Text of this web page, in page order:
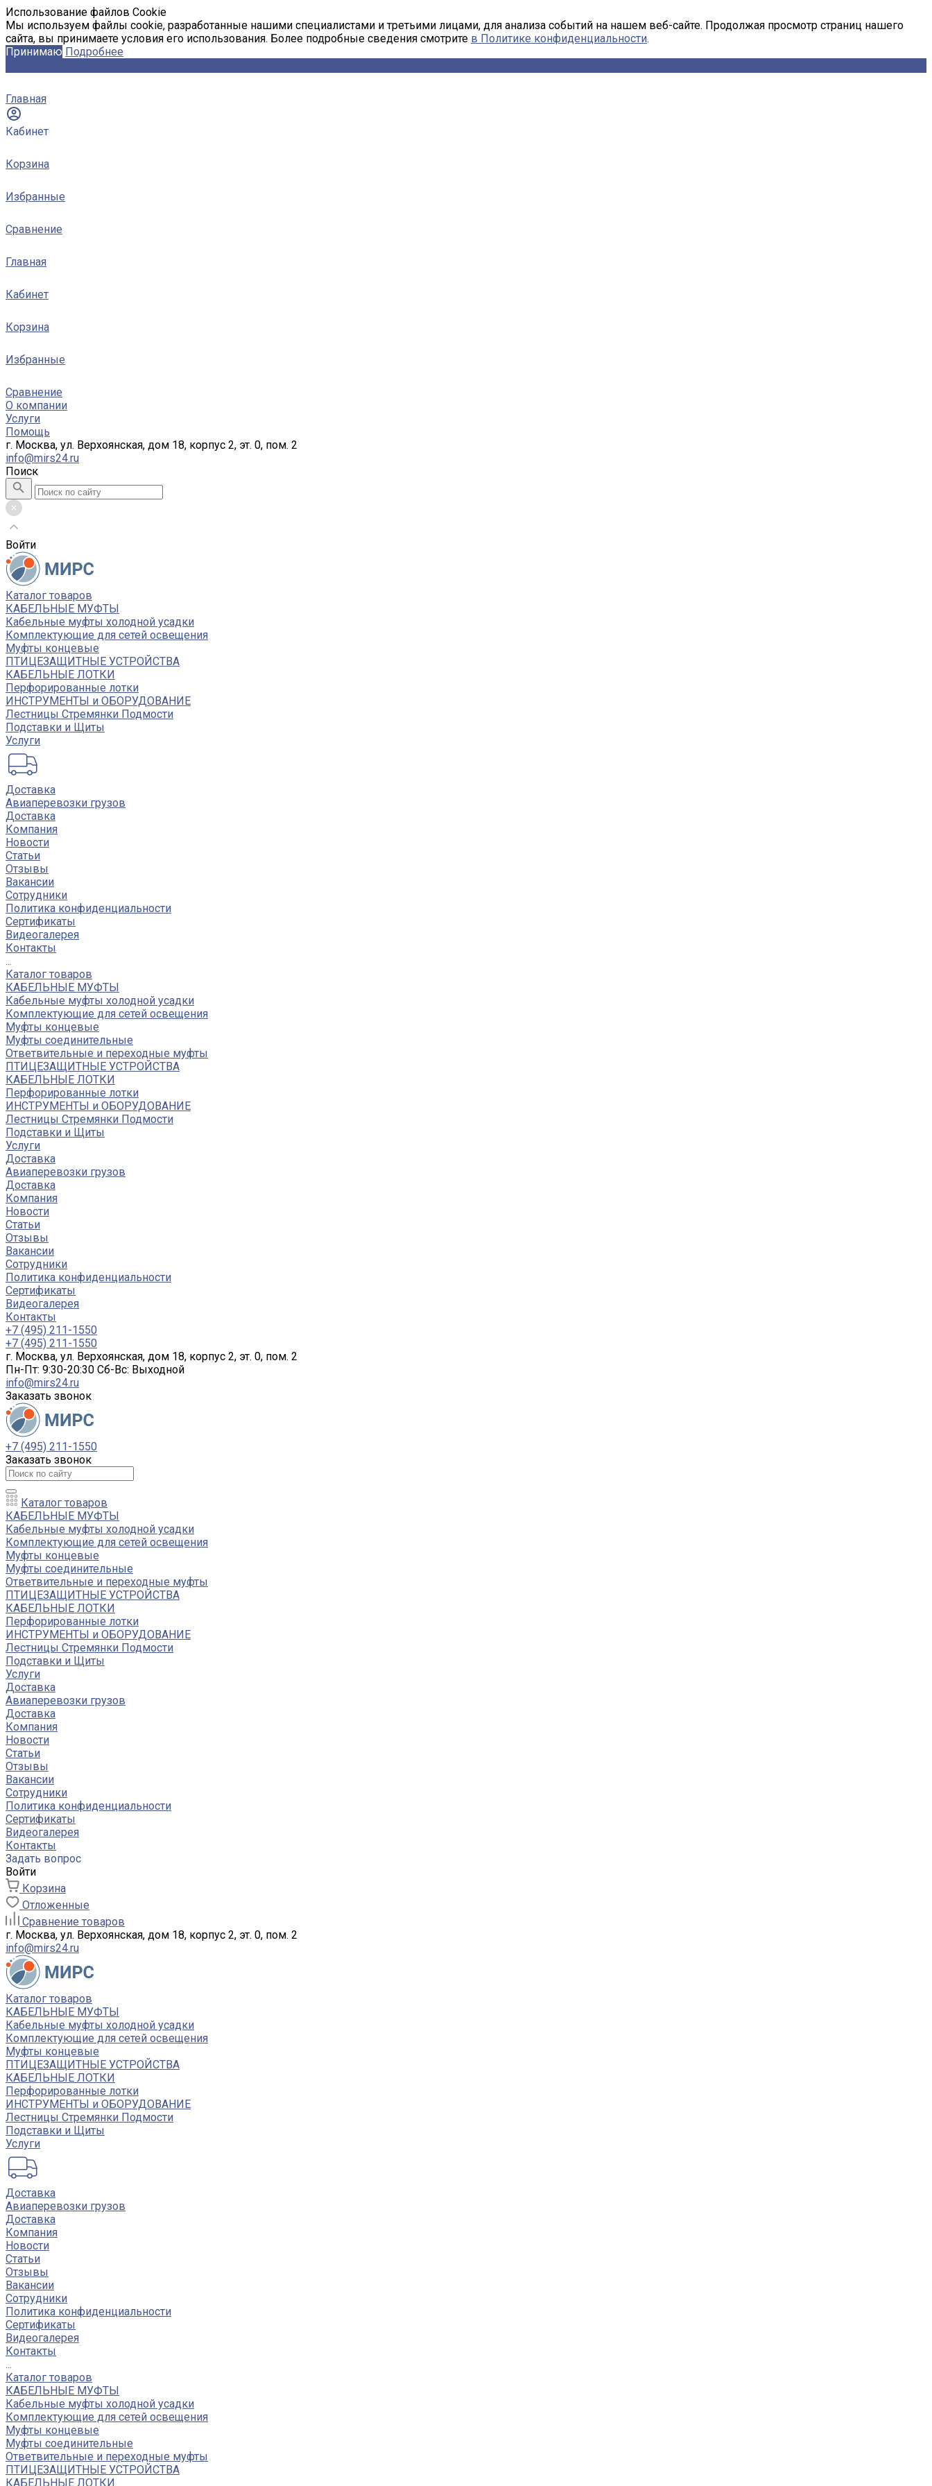
Использование файлов Cookie
Мы используем файлы cookie, разработанные нашими специалистами и третьими лицами, для анализа событий на нашем веб-сайте. Продолжая просмотр страниц нашего
сайта, вы принимаете условия его использования. Более подробные сведения смотрите в Политике конфиденциальности.
Принимаю Подробнее
Главная
Кабинет
Корзина
Избранные
Сравнение
Главная
Кабинет
Корзина
Избранные
Сравнение
О компании
Услуги
Помощь
г. Москва, ул. Верхоянская, дом 18, корпус 2, эт. 0, пом. 2
info@mirs24.ru
Поиск
Войти
Каталог товаров
КАБЕЛЬНЫЕ МУФТЫ
Кабельные муфты холодной усадки
Комплектующие для сетей освещения
Муфты концевые
ПТИЦЕЗАЩИТНЫЕ УСТРОЙСТВА
КАБЕЛЬНЫЕ ЛОТКИ
Перфорированные лотки
ИНСТРУМЕНТЫ и ОБОРУДОВАНИЕ
Лестницы Стремянки Подмости
Подставки и Щиты
Услуги
Доставка
Авиаперевозки грузов
Доставка
Компания
Новости
Статьи
Отзывы
Вакансии
Сотрудники
Политика конфиденциальности
Сертификаты
Видеогалерея
Контакты
...
Каталог товаров
КАБЕЛЬНЫЕ МУФТЫ
Кабельные муфты холодной усадки
Комплектующие для сетей освещения
Муфты концевые
Муфты соединительные
Ответвительные и переходные муфты
ПТИЦЕЗАЩИТНЫЕ УСТРОЙСТВА
КАБЕЛЬНЫЕ ЛОТКИ
Перфорированные лотки
ИНСТРУМЕНТЫ и ОБОРУДОВАНИЕ
Лестницы Стремянки Подмости
Подставки и Щиты
Услуги
Доставка
Авиаперевозки грузов
Доставка
Компания
Новости
Статьи
Отзывы
Вакансии
Сотрудники
Политика конфиденциальности
Сертификаты
Видеогалерея
Контакты
+7 (495) 211-1550
+7 (495) 211-1550
г. Москва, ул. Верхоянская, дом 18, корпус 2, эт. 0, пом. 2
Пн-Пт: 9:30-20:30 Cб-Вс: Выходной
info@mirs24.ru
Заказать звонок
+7 (495) 211-1550
Заказать звонок
Каталог товаров
КАБЕЛЬНЫЕ МУФТЫ
Кабельные муфты холодной усадки
Комплектующие для сетей освещения
Муфты концевые
Муфты соединительные
Ответвительные и переходные муфты
ПТИЦЕЗАЩИТНЫЕ УСТРОЙСТВА
КАБЕЛЬНЫЕ ЛОТКИ
Перфорированные лотки
ИНСТРУМЕНТЫ и ОБОРУДОВАНИЕ
Лестницы Стремянки Подмости
Подставки и Щиты
Услуги
Доставка
Авиаперевозки грузов
Доставка
Компания
Новости
Статьи
Отзывы
Вакансии
Сотрудники
Политика конфиденциальности
Сертификаты
Видеогалерея
Контакты
Задать вопрос
Войти
Корзина
Отложенные
Сравнение товаров
г. Москва, ул. Верхоянская, дом 18, корпус 2, эт. 0, пом. 2
info@mirs24.ru
Каталог товаров
КАБЕЛЬНЫЕ МУФТЫ
Кабельные муфты холодной усадки
Комплектующие для сетей освещения
Муфты концевые
ПТИЦЕЗАЩИТНЫЕ УСТРОЙСТВА
КАБЕЛЬНЫЕ ЛОТКИ
Перфорированные лотки
ИНСТРУМЕНТЫ и ОБОРУДОВАНИЕ
Лестницы Стремянки Подмости
Подставки и Щиты
Услуги
Доставка
Авиаперевозки грузов
Доставка
Компания
Новости
Статьи
Отзывы
Вакансии
Сотрудники
Политика конфиденциальности
Сертификаты
Видеогалерея
Контакты
...
Каталог товаров
КАБЕЛЬНЫЕ МУФТЫ
Кабельные муфты холодной усадки
Комплектующие для сетей освещения
Муфты концевые
Муфты соединительные
Ответвительные и переходные муфты
ПТИЦЕЗАЩИТНЫЕ УСТРОЙСТВА
КАБЕЛЬНЫЕ ЛОТКИ